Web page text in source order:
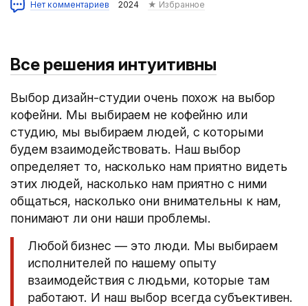
Нет комментариев 2024 ★ Избранное
Все решения интуитивны
Выбор дизайн-студии очень похож на выбор
кофейни. Мы выбираем не кофейню или
студию, мы выбираем людей, с которыми
будем взаимодействовать. Наш выбор
определяет то, насколько нам приятно видеть
этих людей, насколько нам приятно с ними
общаться, насколько они внимательны к нам,
понимают ли они наши проблемы.
Любой бизнес — это люди. Мы выбираем
исполнителей по нашему опыту
взаимодействия с людьми, которые там
работают. И наш выбор всегда субъективен.